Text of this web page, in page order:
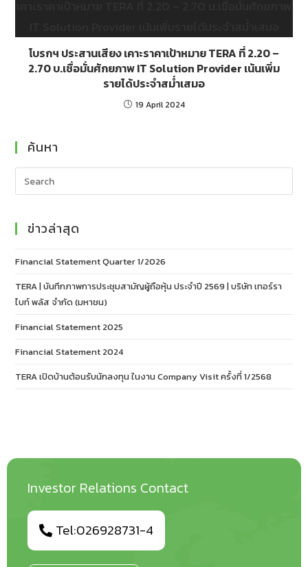
โบรกฯ ประสานเสียง เคาะราคาเป้าหมาย TERA ที่ 2.20 –
2.70 บ.เชื่อมั่นศักยภาพ IT Solution Provider เน้นเพิ่ม
รายได้ประจำสม่ำเสมอ
19 April 2024
ค้นหา
ข่าวล่าสุด
Financial Statement Quarter 1/2026
TERA | บันทึกภาพการประชุมสามัญผู้ถือหุ้น ประจำปี 2569 | บริษัท เทอร์รา
ไบท์ พลัส จำกัด (มหาชน)
Financial Statement 2025
Financial Statement 2024
TERA เปิดบ้านต้อนรับนักลงทุน ในงาน Company Visit ครั้งที่ 1/2568
Investor Relations Contact
Tel:026928731-4